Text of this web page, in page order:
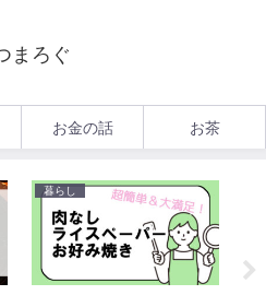
まろぐ
お金の話 お茶
暮らし